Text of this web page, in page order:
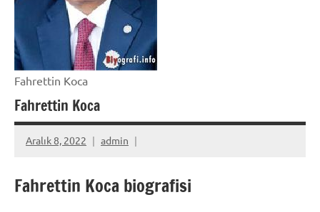
Fahrettin Koca
Fahrettin Koca
Aralık 8, 2022 admin
Fahrettin Koca biografisi